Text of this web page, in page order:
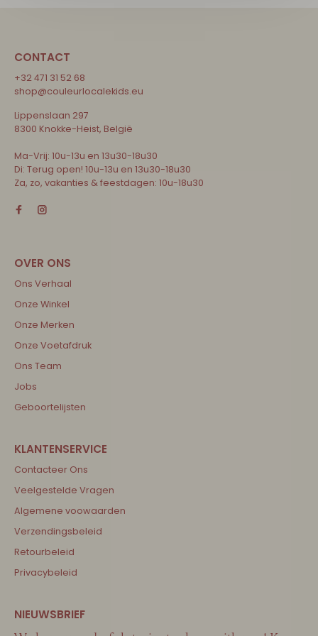
CONTACT
+32 471 31 52 68
shop@couleurlocalekids.eu
Lippenslaan 297
8300 Knokke-Heist, België
Ma-Vrij: 10u-13u en 13u30-18u30
Di: Terug open! 10u-13u en 13u30-18u30
Za, zo, vakanties & feestdagen: 10u-18u30
Ons Verhaal
Onze Winkel
Onze Merken
Onze Voetafdruk
Ons Team
Jobs
Geboortelijsten
Contacteer Ons
Veelgestelde Vragen
Algemene voowaarden
Verzendingsbeleid
Retourbeleid
Privacybeleid